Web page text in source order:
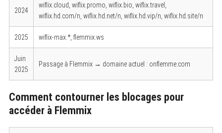
2024
wiflix.cloud, wiflix.promo, wiflix.bio, wiflix.travel,
wiflix.hd.com/n, wiflix.hd.net/n, wiflix.hd.vip/n, wiflix.hd.site/n
2025 wiflix-max.*, flemmix.ws
Juin
2025
Passage à Flemmix → domaine actuel : onflemme.com
Comment contourner les blocages pour
accéder à Flemmix